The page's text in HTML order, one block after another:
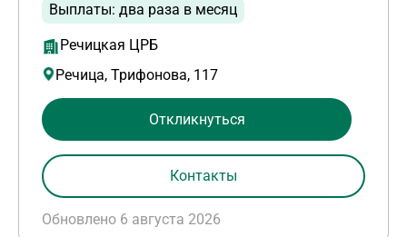
Выплаты: два раза в месяц
Речицкая ЦРБ
Речица, Трифонова, 117
Обновлено 6 августа 2026
Откликнуться
Контакты